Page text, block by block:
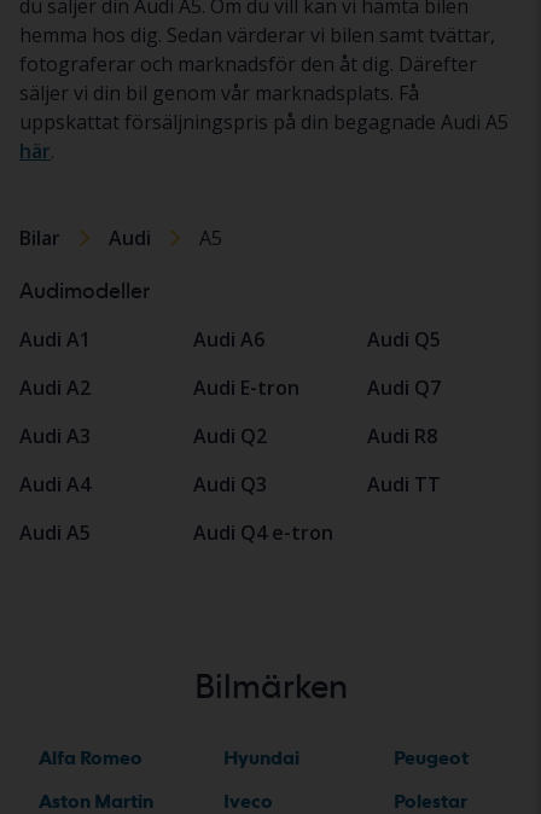
du säljer din Audi A5. Om du vill kan vi hämta bilen
hemma hos dig. Sedan värderar vi bilen samt tvättar,
fotograferar och marknadsför den åt dig. Därefter
säljer vi din bil genom vår marknadsplats. Få
uppskattat försäljningspris på din begagnade Audi A5
här.
Bilar Audi A5
Audimodeller
Audi A1
Audi A2
Audi A3
Audi A4
Audi A5
Audi A6
Audi E-tron
Audi Q2
Audi Q3
Audi Q4 e-tron
Audi Q5
Audi Q7
Audi R8
Audi TT
Bilmärken
Alfa Romeo
Aston Martin
Hyundai
Iveco
Peugeot
Polestar